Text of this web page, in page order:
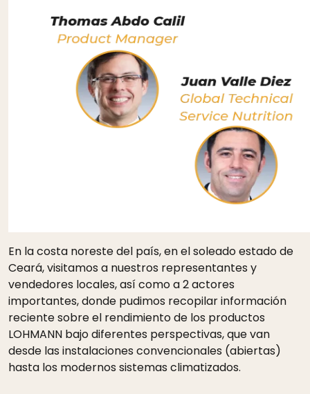
En la costa noreste del país, en el soleado estado de
Ceará, visitamos a nuestros representantes y
vendedores locales, así como a 2 actores
importantes, donde pudimos recopilar información
reciente sobre el rendimiento de los productos
LOHMANN bajo diferentes perspectivas, que van
desde las instalaciones convencionales (abiertas)
hasta los modernos sistemas climatizados.